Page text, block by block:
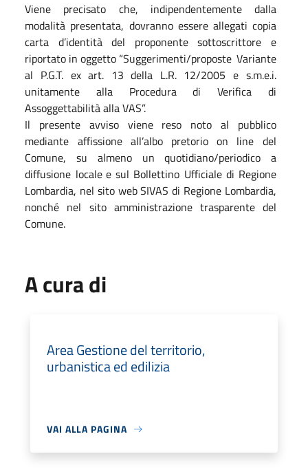
Viene precisato che, indipendentemente dalla
modalità presentata, dovranno essere allegati copia
carta d’identità del proponente sottoscrittore e
riportato in oggetto “Suggerimenti/proposte Variante
al P.G.T. ex art. 13 della L.R. 12/2005 e s.m.e.i.
unitamente alla Procedura di Verifica di
Assoggettabilità alla VAS”.
Il presente avviso viene reso noto al pubblico
mediante affissione all’albo pretorio on line del
Comune, su almeno
un quotidiano/periodico
a
diffusione locale e sul Bollettino Ufficiale di Regione
Lombardia, nel sito web SIVAS di Regione Lombardia,
nonché nel sito amministrazione trasparente del
Comune.
A cura di
Area Gestione del territorio,
urbanistica ed edilizia
VAI ALLA PAGINA